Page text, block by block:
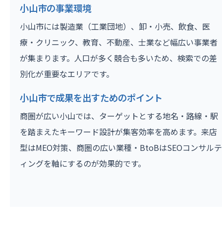
小山市の事業環境
小山市には製造業（工業団地）、卸・小売、飲食、医
療・クリニック、教育、不動産、士業など幅広い事業者
が集まります。人口が多く競合も多いため、検索での差
別化が重要なエリアです。
小山市で成果を出すためのポイント
商圏が広い小山では、ターゲットとする地名・路線・駅
を踏まえたキーワード設計が集客効率を高めます。来店
型はMEO対策、商圏の広い業種・BtoBはSEOコンサルテ
ィングを軸にするのが効果的です。